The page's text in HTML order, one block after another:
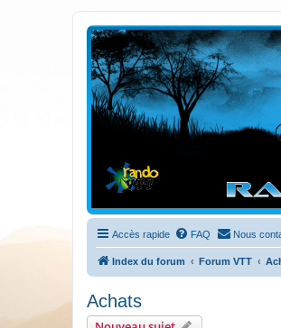
Randovttfree.fr
Bienvenue sur le site des randos vtt et
Accès rapide FAQ Nous
Index du forum Forum VTT
Achats